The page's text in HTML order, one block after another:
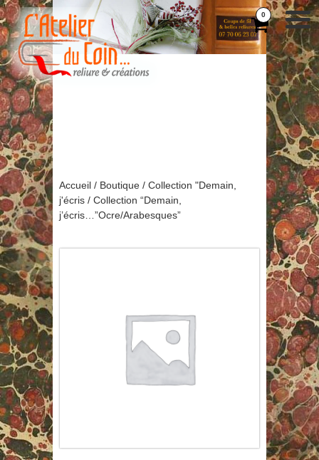
0
Accueil / Boutique / Collection "Demain,
j'écris / Collection “Demain,
j’écris…”Ocre/Arabesques”